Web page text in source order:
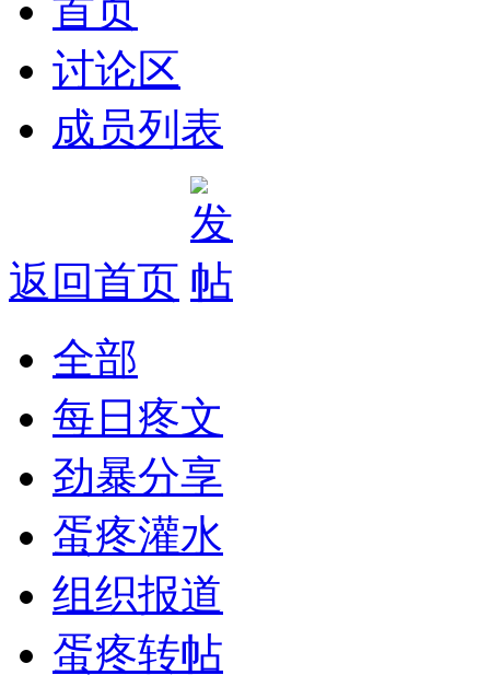
首页
讨论区
成员列表
返回首页
全部
每日疼文
劲暴分享
蛋疼灌水
组织报道
蛋疼转帖